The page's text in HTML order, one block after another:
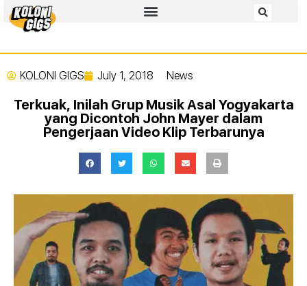
KOLONI GIGS July 1, 2018 News
Terkuak, Inilah Grup Musik Asal Yogyakarta
yang Dicontoh John Mayer dalam
Pengerjaan Video Klip Terbarunya